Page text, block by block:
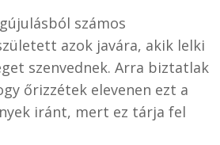
számos
azok javára, akik lelki
szenvednek. Arra biztatlak
őrizzétek elevenen ezt a
iránt, mert ez tárja fel